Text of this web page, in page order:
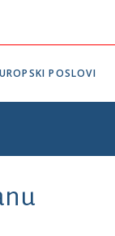
POSLOVI